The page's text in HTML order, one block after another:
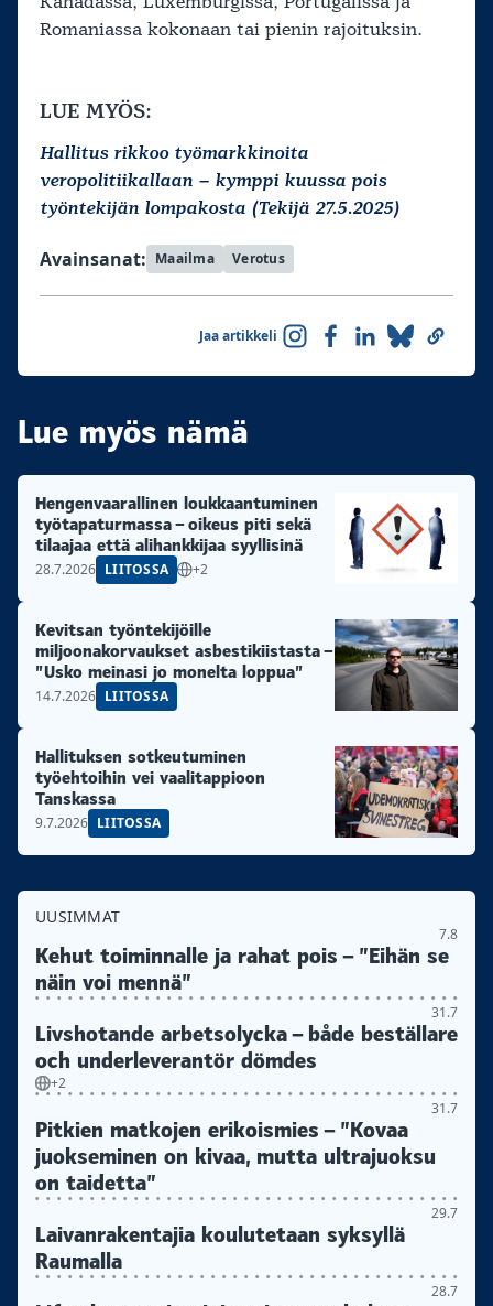
Romaniassa kokonaan tai pienin rajoituksin.
LUE MYÖS:
Hallitus rikkoo työmarkkinoita
veropolitiikallaan – kymppi kuussa pois
työntekijän lompakosta (Tekijä 27.5.2025)
Avainsanat: Maailma Verotus
Jaa artikkeli
Lue myös nämä
Hengenvaarallinen loukkaantuminen
työtapaturmassa – oikeus piti sekä
tilaajaa että alihankkijaa syyllisinä
28.7.2026 LIITOSSA +2
Kevitsan työntekijöille
miljoonakorvaukset asbestikiistasta –
”Usko meinasi jo monelta loppua”
14.7.2026 LIITOSSA
Hallituksen sotkeutuminen
työehtoihin vei vaalitappioon
Tanskassa
9.7.2026 LIITOSSA
UUSIMMAT
7.8
Kehut toiminnalle ja rahat pois – ”Eihän se
näin voi mennä”
31.7
Livshotande arbetsolycka – både beställare
och underleverantör dömdes
+2
31.7
Pitkien matkojen erikoismies – ”Kovaa
juokseminen on kivaa, mutta ultrajuoksu
on taidetta”
29.7
Laivanrakentajia koulutetaan syksyllä
Raumalla
28.7